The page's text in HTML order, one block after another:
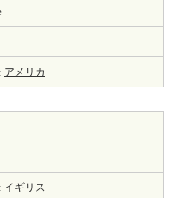
アメリカ
イギリス